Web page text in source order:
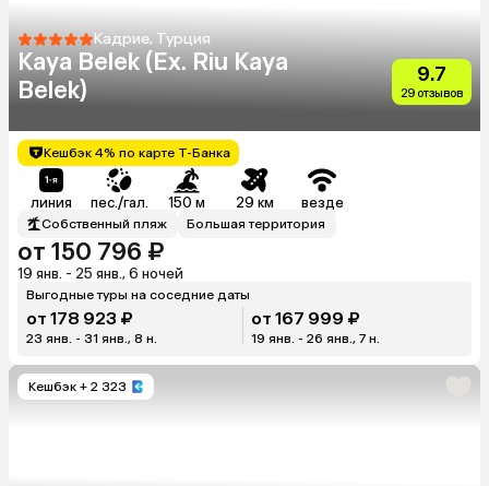
Кадрие, Турция
Kaya Belek (Ex. Riu Kaya
Belek)
9.7
29 отзывов
Кешбэк 4% по карте Т-Банка
линия пес./гал. 150 м 29 км везде
Собственный пляж Большая территория
от 150 796 ₽
19 янв. - 25 янв., 6 ночей
Выгодные туры на соседние даты
от 178 923 ₽
23 янв. - 31 янв., 8 н.
от 167 999 ₽
19 янв. - 26 янв., 7 н.
Кешбэк + 2 323